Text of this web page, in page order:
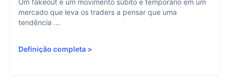
Um fakeout é um movimento súbito e temporário em um
mercado que leva os traders a pensar que uma
tendência ...
Definição completa >